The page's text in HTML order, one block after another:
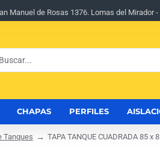
Manuel de Rosas 1376. Lomas del Mirador
CHAPAS PERFILES
Tanques TAPA TANQUE CUADRADA 85 x